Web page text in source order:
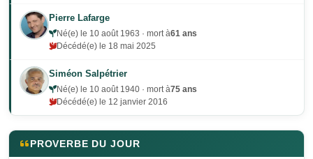
Pierre Lafarge
Né(e) le 10 août 1963 · mort à61 ans
Décédé(e) le 18 mai 2025
Siméon Salpétrier
Né(e) le 10 août 1940 · mort à75 ans
Décédé(e) le 12 janvier 2016
PROVERBE DU JOUR